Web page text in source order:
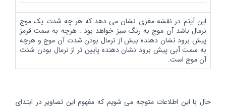
این آیتم در نقشه مغزی نشان می دهد که هر چه شدت یک موج
نرمال باشد آن موج به رنگ سبز خواهد بود . هرچه به سمت قرمز
پیش برود نشان دهنده بیش از نرمال بودن شدت آن موج و هرچه
به سمت آبی پیش برود نشان دهنده پایین تر از نرمال بودن شدت
آن موج است.
حال با این اطلاعات متوجه می شویم که مفهوم این تصاویر در ابتدای